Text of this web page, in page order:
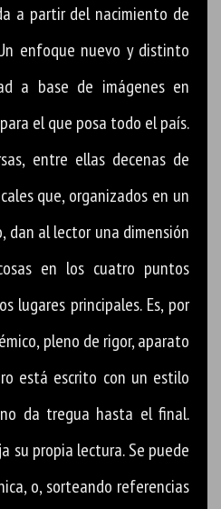
a partir del nacimiento de
enfoque nuevo y distinto
a base de imágenes en
el que posa todo el país.
entre ellas decenas de
que, organizados en un
dan al lector una dimensión
en los cuatro puntos
lugares principales. Es, por
pleno de rigor, aparato
está escrito con un estilo
da tregua hasta el final.
su propia lectura. Se puede
o, sorteando referencias